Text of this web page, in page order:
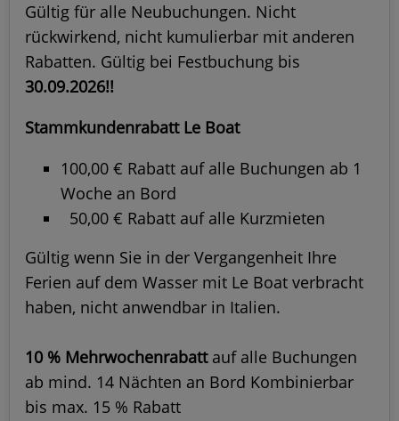
Gültig für alle Neubuchungen. Nicht
rückwirkend, nicht kumulierbar mit anderen
Rabatten. Gültig bei Festbuchung bis
30.09.2026!!
Stammkundenrabatt Le Boat
100,00 € Rabatt auf alle Buchungen ab 1
Woche an Bord
50,00 € Rabatt auf alle Kurzmieten
Gültig wenn Sie in der Vergangenheit Ihre
Ferien auf dem Wasser mit Le Boat verbracht
haben, nicht anwendbar in Italien.
10 % Mehrwochenrabattauf alle Buchungen
ab mind. 14 Nächten an Bord Kombinierbar
bis max. 15 % Rabatt